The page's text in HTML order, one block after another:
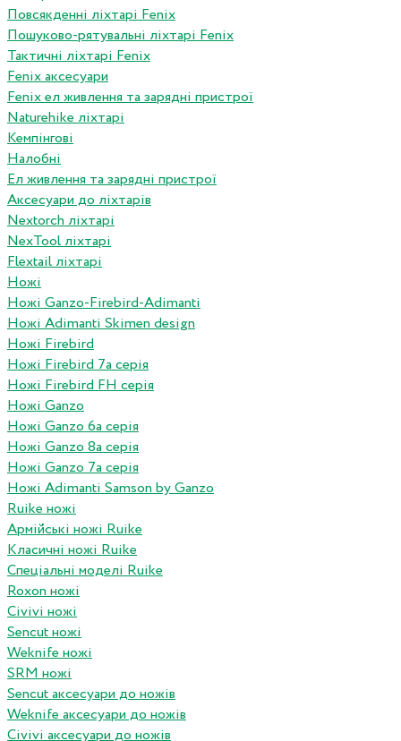
Повсякденні ліхтарі Fenix
Пошуково-рятувальні ліхтарі Fenix
Тактичні ліхтарі Fenix
Fenix аксесуари
Fenix ел живлення та зарядні пристрої
Naturehike ліхтарі
Кемпінгові
Налобні
Ел живлення та зарядні пристрої
Аксесуари до ліхтарів
Nextorch ліхтарі
NexTool ліхтарі
Flextail ліхтарі
Ножі
Ножі Ganzo-Firebird-Adimanti
Ножі Adimanti Skimen design
Ножі Firebird
Ножі Firebird 7а серія
Ножі Firebird FH серія
Ножі Ganzo
Ножі Ganzo 6а серія
Ножі Ganzo 8а серія
Ножі Ganzo 7а серія
Ножі Adimanti Samson by Ganzo
Ruike ножі
Армійські ножі Ruike
Класичні ножі Ruike
Спеціальні моделі Ruike
Roxon ножi
Civivi ножі
Sencut ножі
Weknife ножі
SRM ножі
Sencut аксесуари до ножів
Weknife аксесуари до ножів
Civivi аксесуари до ножів